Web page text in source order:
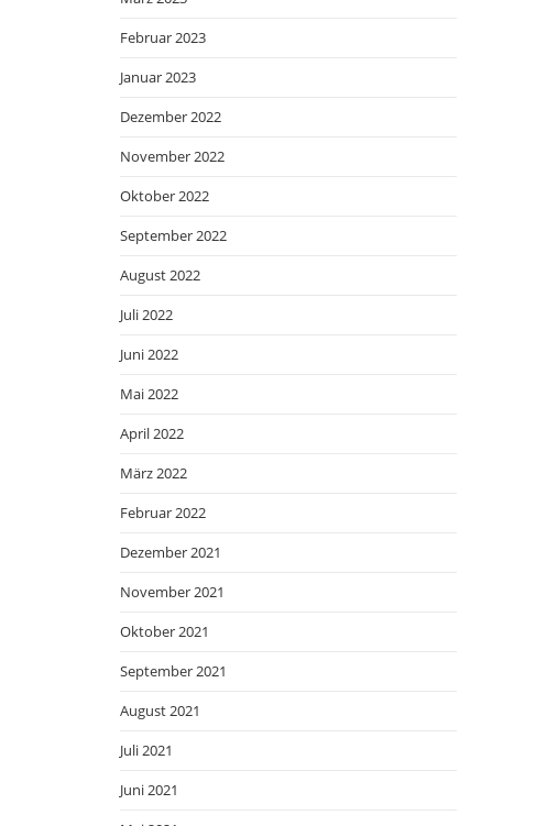
Februar 2023
Januar 2023
Dezember 2022
November 2022
Oktober 2022
September 2022
August 2022
Juli 2022
Juni 2022
Mai 2022
April 2022
März 2022
Februar 2022
Dezember 2021
November 2021
Oktober 2021
September 2021
August 2021
Juli 2021
Juni 2021